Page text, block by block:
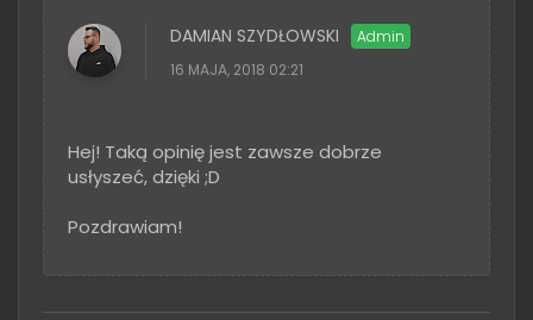
DAMIAN SZYDŁOWSKI
16 MAJA, 2018 02:21
Hej! Taką opinię jest zawsze dobrze
usłyszeć, dzięki ;D
Pozdrawiam!